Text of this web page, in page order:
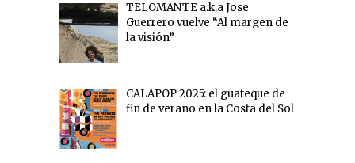
TELOMANTE a.k.a Jose
Guerrero vuelve “Al margen de
la visión”
CALAPOP 2025: el guateque de
fin de verano en la Costa del Sol